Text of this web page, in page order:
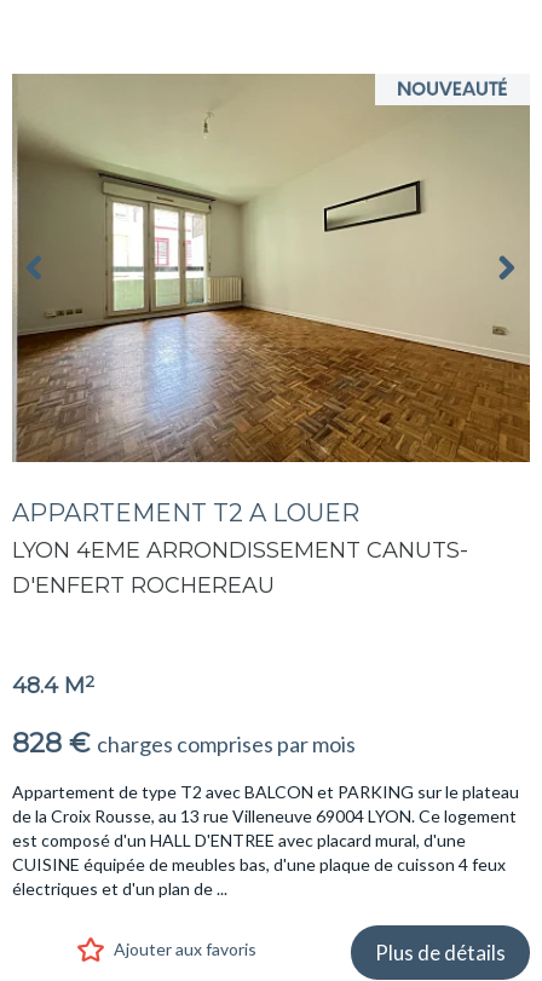
APPARTEMENT T2 A LOUER
LYON 4EME ARRONDISSEMENT CANUTS-
D'ENFERT ROCHEREAU
48.4 M2
828 € charges comprises par mois
Appartement de type T2 avec BALCON et PARKING sur le plateau
de la Croix Rousse, au 13 rue Villeneuve 69004 LYON. Ce logement
est composé d'un HALL D'ENTREE avec placard mural, d'une
CUISINE équipée de meubles bas, d'une plaque de cuisson 4 feux
électriques et d'un plan de ...
Ajouter aux favoris Plus de détails